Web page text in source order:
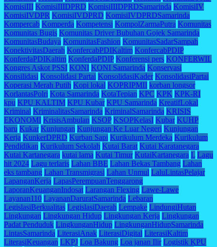
KomisiIII KomisiIIIDPRD KomisiIIIDPRDSamarinda KomisiIV
KomisiIVDPR KomisiIVDPRD KomisiIVDPRDSamarinda
Kompercab Komperda Kompetensi KompolZarmaPutra Komunitas
Komunitas Bugis Komunitas Driver Bubuhan Gojek Samarinda
KomunitasBudaya KomunitasFashion KomunitasSadarSampah
KonektivitasDaerah KonfercabPDIKaltim KonfercabPDIP
KonferdaPDIKaltim KonferdaPDIP Konferensi pers KONFERWIL
Kongres Askot PSSI KONI KONI Samarinda Konservasi
Konsilidasi Konsolidasi Partai KonsolidasiKader KonsolidasiPartai
Koperasi Merah Putih Kopi lokal KOPRIPMII korban longsor
KorlantasPolri Kota Samarinda KotaTepian KPC KPK KPK-RI
kpu KPU KALTIM KPU Kubar KPU Samarinda KreatifLokal
Kriminal KriminalitasSamarinda KriminalSamarinda KRISIS
EKONOMI KrisisAmbulan KSOP KSOPKelasI Kubar KUHP
baru Kukar Kunjungan Kunjungan Ke Luar Negeri Kunjungan
Kerja KunkerDPRD Kurban Sapi Kurikulum Merdeka Kurikulum
Pendidikan Kurikulum Sekolah Kutai Barat Kutai Karatanegara
Kutai Kartanegara kutai lama Kutai Timur KutaiKartanegara L Lagu
hit 2024 Lagu terlaris Lahan BBE Lahan Bekas Tambang Lahan
eks tambang Lahan Transmigrasi Lahan Unmul LaluLintasPelajar
LapanganKerja LapasPerempuanTenggarong
LaporanKeuanganIndosat Larangan Flexing Lawe-Lawe
Layanan110 LayananDaruratSamarinda Lebaran
LegislasiBerkualitas LegislasiDaerah Lempake LindungiHutan
Lingkungan Lingkungan Hidup Lingkungan Kerja Lingkungan
Padat Penduduk LingkunganHidup LingkunganHidupSamarinda
LintasSamarinda LiterasiAnak LiterasiDigital LiterasiKaltim
LiterasiKeuangan LKPJ Loa Bakung Loa janan Ilir Logistik KPU